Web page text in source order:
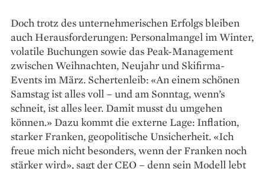
Doch trotz des unternehmerischen ­Erfolgs bleiben
auch Herausforderungen: Personal­mangel im Winter,
volatile Buchungen sowie das Peak-Management
zwischen Weihnachten, Neujahr und Skifirma-
Events im März. Schertenleib: «An einem schönen
Samstag ist alles voll – und am Sonntag, wenn’s
schneit, ist alles leer. ­Damit musst du umgehen
können.» Dazu kommt die ­externe Lage: Inflation,
starker Franken, geopoli­tische Unsicherheit. «Ich
freue mich nicht besonders, wenn der Franken noch
stärker wird», sagt der CEO – denn sein Modell lebt